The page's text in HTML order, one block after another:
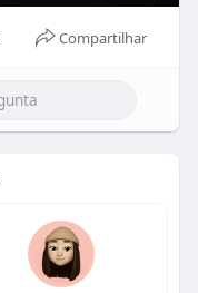
Compartilhar